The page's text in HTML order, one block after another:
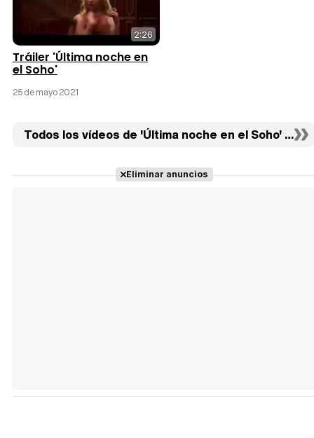
2:26
Tráiler 'Última noche en
el Soho'
25 de mayo 2021
Todos los vídeos de 'Última noche en el Soho' (3)
Eliminar anuncios